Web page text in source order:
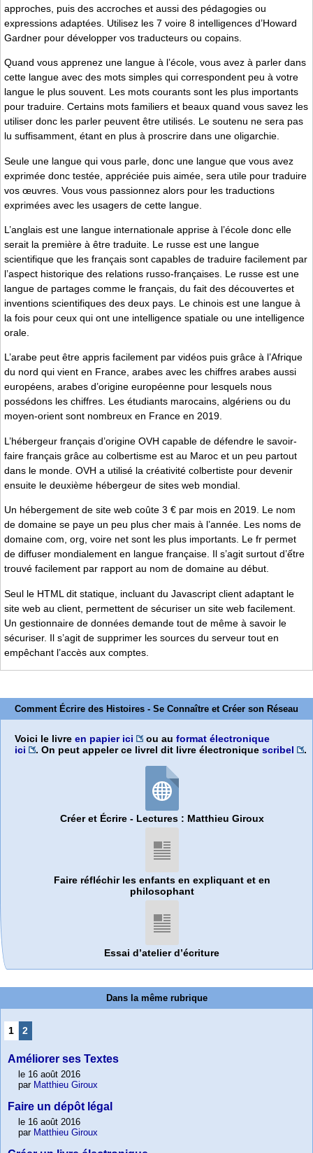
approches, puis des accroches et aussi des pédagogies ou
expressions adaptées. Utilisez les 7 voire 8 intelligences d’Howard
Gardner pour développer vos traducteurs ou copains.
Quand vous apprenez une langue à l’école, vous avez à parler dans
cette langue avec des mots simples qui correspondent peu à votre
langue le plus souvent. Les mots courants sont les plus importants
pour traduire. Certains mots familiers et beaux quand vous savez les
utiliser donc les parler peuvent être utilisés. Le soutenu ne sera pas
lu suffisamment, étant en plus à proscrire dans une oligarchie.
Seule une langue qui vous parle, donc une langue que vous avez
exprimée donc testée, appréciée puis aimée, sera utile pour traduire
vos œuvres. Vous vous passionnez alors pour les traductions
exprimées avec les usagers de cette langue.
L’anglais est une langue internationale apprise à l’école donc elle
serait la première à être traduite. Le russe est une langue
scientifique que les français sont capables de traduire facilement par
l’aspect historique des relations russo-françaises. Le russe est une
langue de partages comme le français, du fait des découvertes et
inventions scientifiques des deux pays. Le chinois est une langue à
la fois pour ceux qui ont une intelligence spatiale ou une intelligence
orale.
L’arabe peut être appris facilement par vidéos puis grâce à l’Afrique
du nord qui vient en France, arabes avec les chiffres arabes aussi
européens, arabes d’origine européenne pour lesquels nous
possédons les chiffres. Les étudiants marocains, algériens ou du
moyen-orient sont nombreux en France en 2019.
L’hébergeur français d’origine OVH capable de défendre le savoir-
faire français grâce au colbertisme est au Maroc et un peu partout
dans le monde. OVH a utilisé la créativité colbertiste pour devenir
ensuite le deuxième hébergeur de sites web mondial.
Un hébergement de site web coûte 3 € par mois en 2019. Le nom
de domaine se paye un peu plus cher mais à l’année. Les noms de
domaine com, org, voire net sont les plus importants. Le fr permet
de diffuser mondialement en langue française. Il s’agit surtout d’ếtre
trouvé facilement par rapport au nom de domaine au début.
Seul le HTML dit statique, incluant du Javascript client adaptant le
site web au client, permettent de sécuriser un site web facilement.
Un gestionnaire de données demande tout de même à savoir le
sécuriser. Il s’agit de supprimer les sources du serveur tout en
empêchant l’accès aux comptes.
Comment Écrire des Histoires - Se Connaître et Créer son Réseau
Voici le livre en papier ici ou au format électronique
ici
. On peut appeler ce livrel dit livre électronique scribel .
Créer et Écrire - Lectures : Matthieu Giroux
Faire réfléchir les enfants en expliquant et en
philosophant
Essai d’atelier d’écriture
Dans la même rubrique
1 2
Améliorer ses Textes
le 16 août 2016
par Matthieu Giroux
Faire un dépôt légal
le 16 août 2016
par Matthieu Giroux